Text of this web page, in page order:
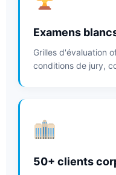
Examens
Grilles d'évaluation
conditions de jury,
50+ clients